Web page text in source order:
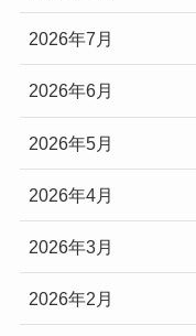
2026年7月
2026年6月
2026年5月
2026年4月
2026年3月
2026年2月